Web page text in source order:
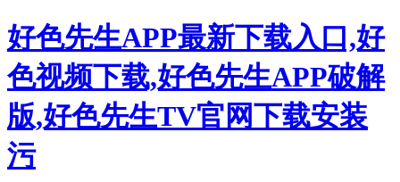
好色先生APP最新下载入口,好
色视频下载,好色先生APP破解
版,好色先生TV官网下载安装
污